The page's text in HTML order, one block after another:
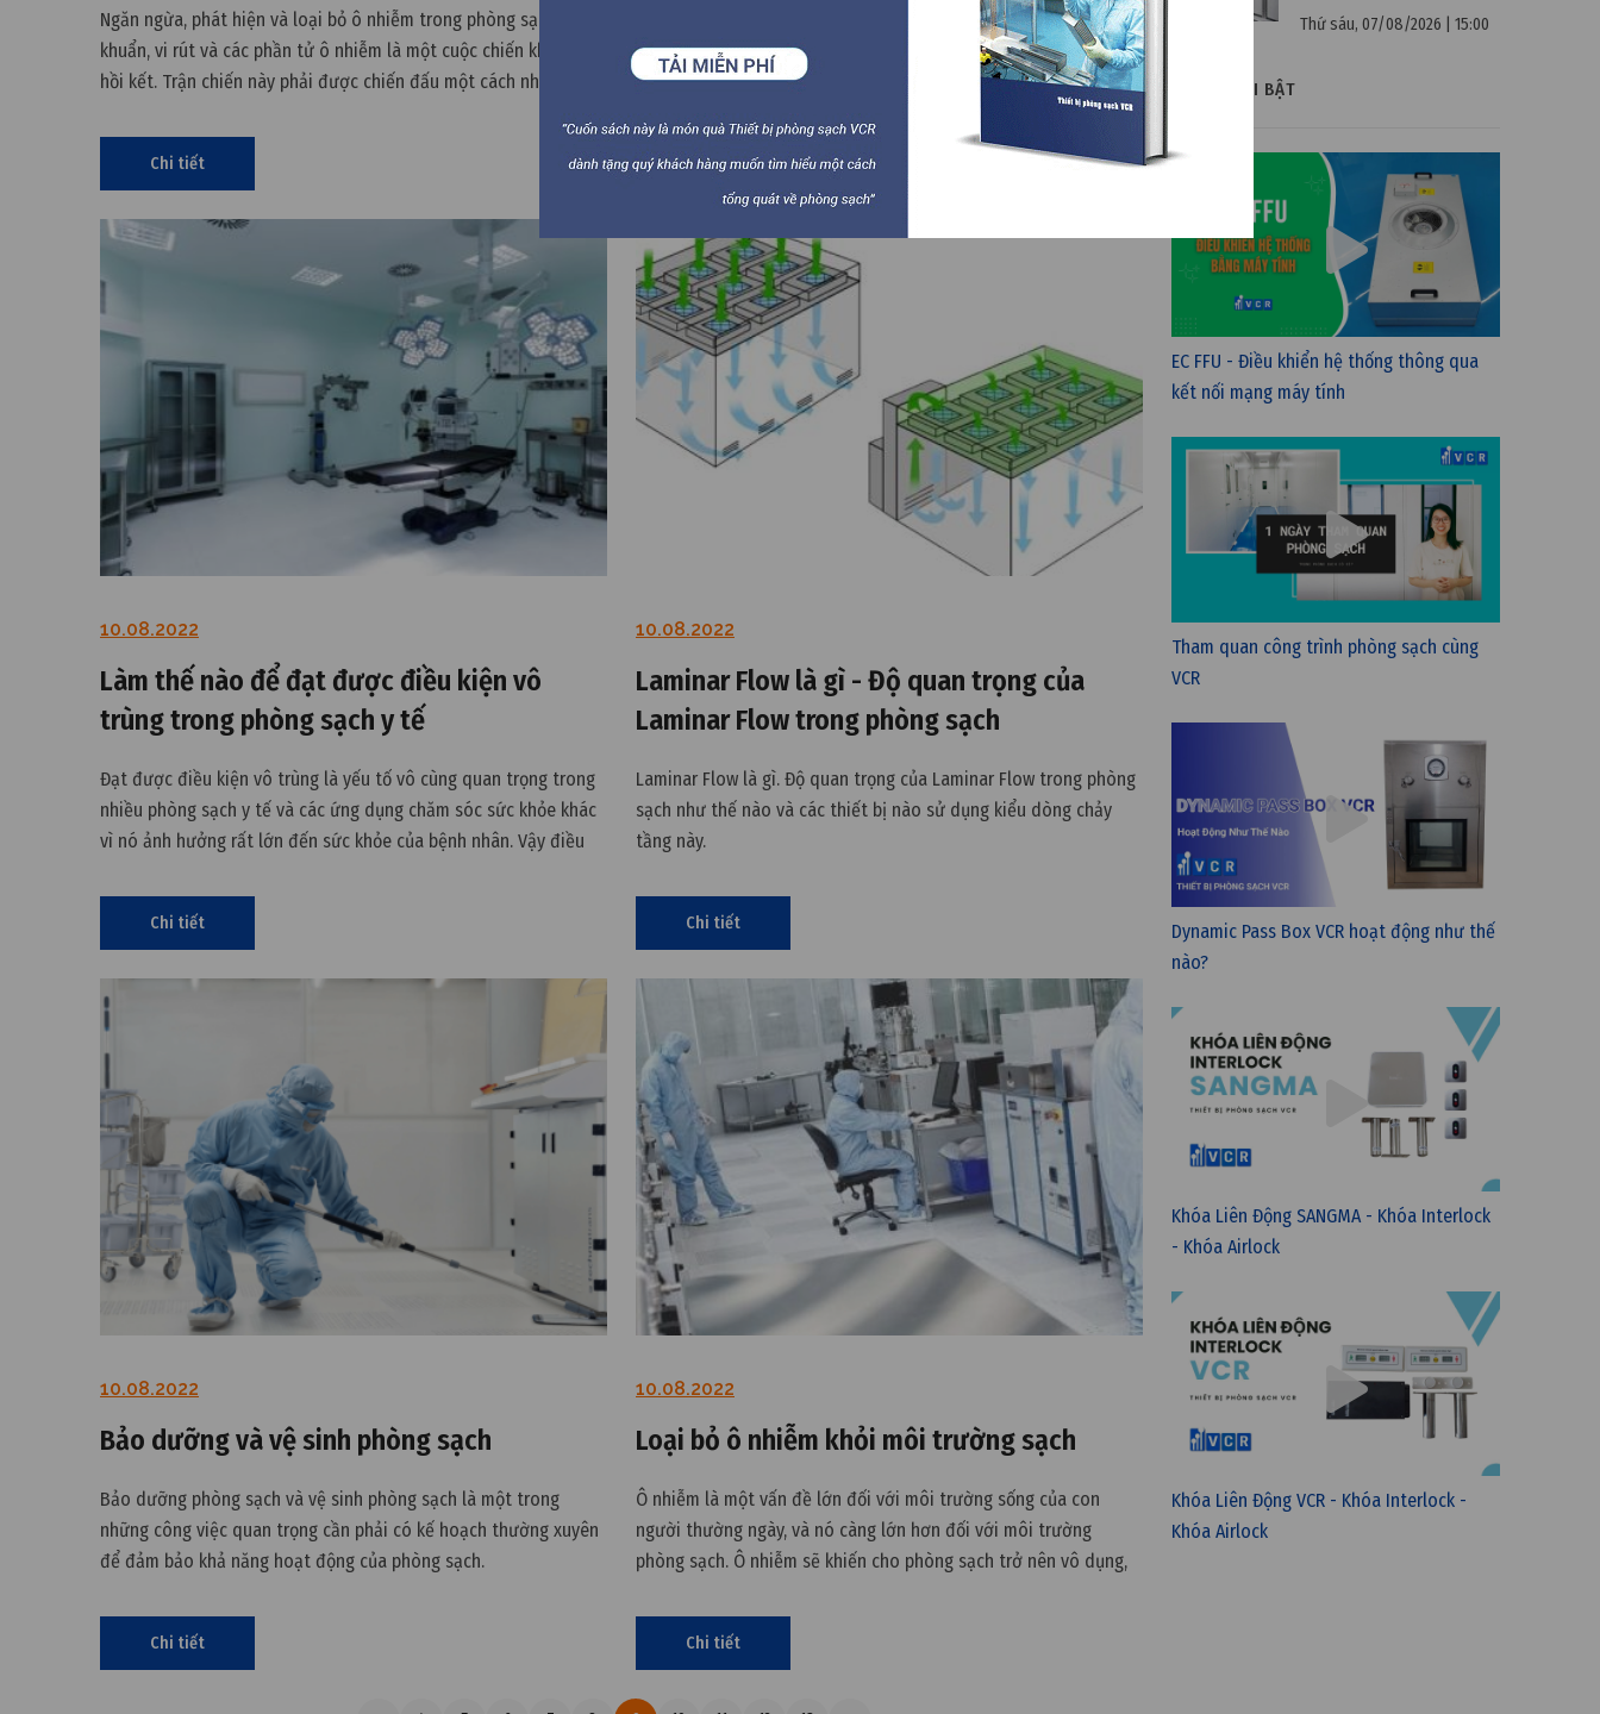
Ngăn ngừa, phát hiện và loại bỏ ô nhiễm trong phòng sạch từ vi
khuẩn, vi rút và các phần tử ô nhiễm là một cuộc chiến không có
hồi kết. Trận chiến này phải được chiến đấu một cách nhất quán
Chi tiết
Phòng sạch là khu vực đặc biệt quan trọng trong các nhà máy
sản xuất của các doanh nghiệp. Và nếu phòng sạch bị ô nhiễm
thì sẽ ảnh hưởng rất lớn đến chất lượng sản phẩm. Vì thế việc
kiểm soát và loại bỏ ô nhiễm vi sinh vật trong phòng sạch là hết
sức cần
Chi tiết
10.08.2022
Làm thế nào để đạt được điều kiện vô
trùng trong phòng sạch y tế
Đạt được điều kiện vô trùng là yếu tố vô cùng quan trọng trong
nhiều phòng sạch y tế và các ứng dụng chăm sóc sức khỏe khác
vì nó ảnh hưởng rất lớn đến sức khỏe của bệnh nhân. Vậy điều
trong
Chi tiết
10.08.2022
Laminar Flow là gì - Độ quan trọng của
Laminar Flow trong phòng sạch
Laminar Flow là gì. Độ quan trọng của Laminar Flow trong phòng
sạch như thế nào và các thiết bị nào sử dụng kiểu dòng chảy
tầng này.
Chi tiết
10.08.2022
Bảo dưỡng và vệ sinh phòng sạch
Bảo dưỡng phòng sạch và vệ sinh phòng sạch là một trong
những công việc quan trọng cần phải có kế hoạch thường xuyên
để đảm bảo khả năng hoạt động của phòng sạch.
Chi tiết
10.08.2022
Loại bỏ ô nhiễm khỏi môi trường sạch
Ô nhiễm là một vấn đề lớn đối với môi trường sống của con
người thường ngày, và nó càng lớn hơn đối với môi trường
phòng sạch. Ô nhiễm sẽ khiến cho phòng sạch trở nên vô dụng,
bài viết này
Chi tiết
Thứ sáu, 07/08/2026 | 15:00
VIDEO NỔI BẬT
EC FFU - Điều khiển hệ thống thông qua
kết nối mạng máy tính
Tham quan công trình phòng sạch cùng
VCR
Dynamic Pass Box VCR hoạt động như thế
nào?
Khóa Liên Động SANGMA - Khóa Interlock
- Khóa Airlock
Khóa Liên Động VCR - Khóa Interlock -
Khóa Airlock